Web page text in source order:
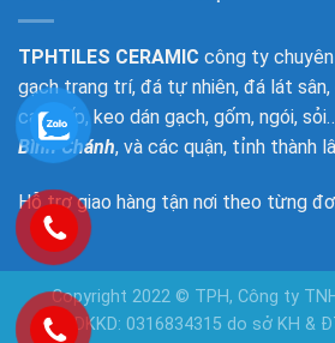
TPHTILES CERAMIC công ty
gạch trang trí, đá tự nhiên, đá lát
cao cấp, keo dán gạch, gốm, ngói,
Bình Chánh, và các quận, tỉnh thành
Hỗ trợ giao hàng tận nơi theo từng
Copyright 2022 © TPH, Công ty
GPDKKD: 0316834315 do sở KH &